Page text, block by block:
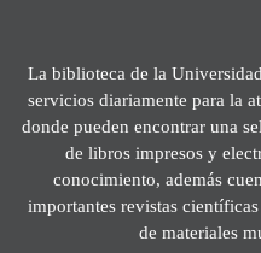
La biblioteca de la
servicios diariamente para la
donde pueden encontrar una
de libros impresos y
conocimiento, además
importantes revistas
de materiales